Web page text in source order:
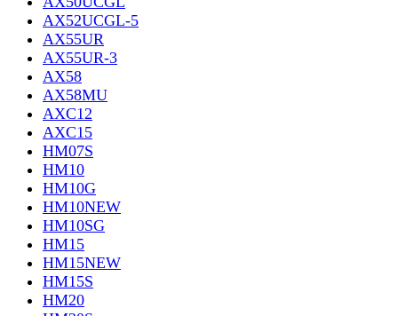
AX52UCGL-5
AX55UR
AX55UR-3
AX58
AX58MU
AXC12
AXC15
HM07S
HM10
HM10G
HM10NEW
HM10SG
HM15
HM15NEW
HM15S
HM20